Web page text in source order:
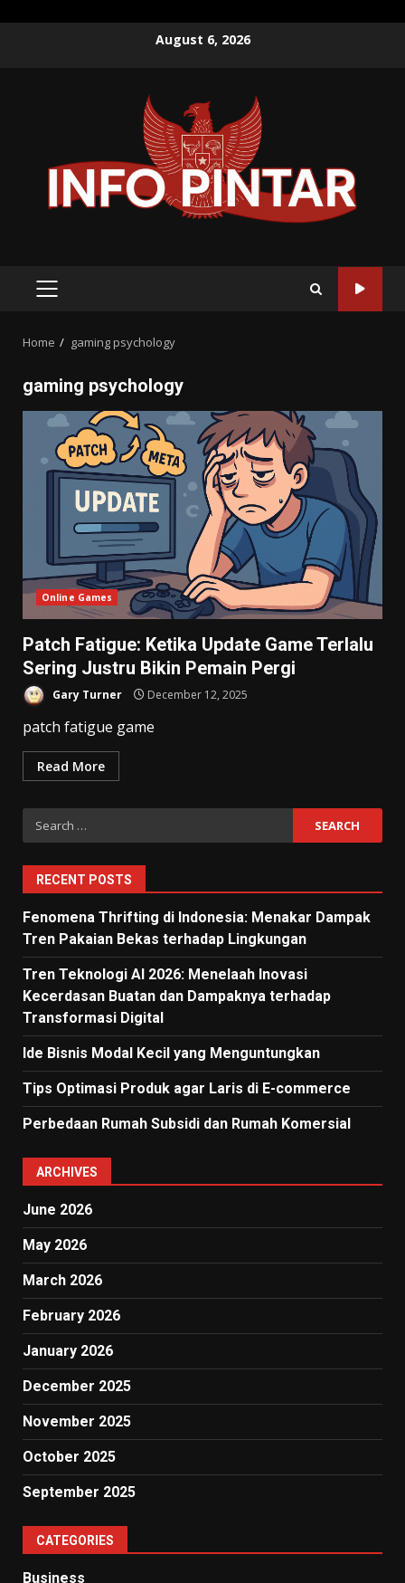
August 6, 2026
PRIMARY
Home gaming psychology
gaming psychology
Online Games
Patch Fatigue: Ketika Update Game Terlalu
Sering Justru Bikin Pemain Pergi
Gary Turner December 12, 2025
patch fatigue game
Read More
Search
for:
RECENT POSTS
Fenomena Thrifting di Indonesia: Menakar Dampak
Tren Pakaian Bekas terhadap Lingkungan
Tren Teknologi AI 2026: Menelaah Inovasi
Kecerdasan Buatan dan Dampaknya terhadap
Transformasi Digital
Ide Bisnis Modal Kecil yang Menguntungkan
Tips Optimasi Produk agar Laris di E-commerce
Perbedaan Rumah Subsidi dan Rumah Komersial
ARCHIVES
June 2026
May 2026
March 2026
February 2026
January 2026
December 2025
November 2025
October 2025
September 2025
CATEGORIES
Business